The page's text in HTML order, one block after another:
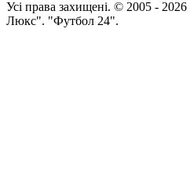
Усi права захищенi. © 2005 - 2026
Люкс". "Футбол 24".